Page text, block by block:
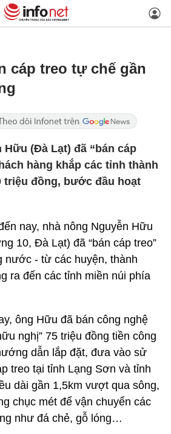
cáp treo tự chế gần
Hữu (Đà Lạt) đã “bán cáp
hàng khắp các tỉnh thành
triệu đồng, bước đầu hoạt
nay, nhà nông Nguyễn Hữu
10, Đà Lạt) đã “bán cáp treo”
nước - từ các huyện, thành
ra đến các tỉnh miền núi phía
ông Hữu đã bán công nghệ
nghị” 75 triệu đồng tiền công
dẫn lắp đặt, đưa vào sử
treo tại tỉnh Lạng Sơn và tỉnh
dài gần 1,5km vượt qua sông,
chục mét để vận chuyển các
như đá chẻ, gỗ lóng…